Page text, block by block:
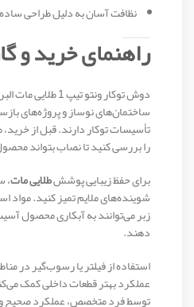
نظافت آسان به دلیل طراحی
راهنمای خرید و
دوش توکار ونتو تیپ
ساختمان‌های نوساز و پروژه‌های
تأسیسات توکار دارند. قبل از
را بررسی کنید تا نصاب بتواند
برای حفظ زیبایی پوششطلایی مات،
شوینده‌های ملایم تمیز کنید. مواد
زبر می‌توانند به آبکاری محصول
دهند.
استفاده از فیلتر یا رسوب‌گیر در
عملکرد بهتر قطعات داخلی کمک
توسط فرد متخصص، عملکرد صحیح و